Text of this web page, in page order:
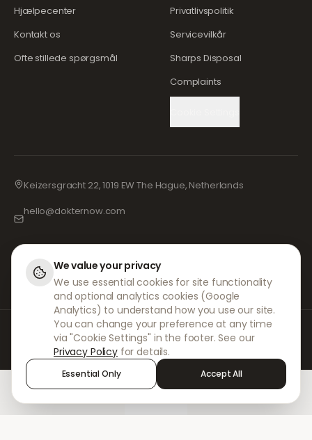
Hjælpecenter
Kontakt os
Ofte stillede spørgsmål
Privatlivspolitik
Servicevilkår
Sharps Disposal
Complaints
Keizersgracht 22, 1019 EW The Hague, Netherlands
hello@dokternow.com
Hos DokterNow arbejder vi med fuldt registrerede læger, apoteker og
erfarne fagfolk for at sikre, at dine recepter håndteres sikkert og med den
største omhu. Vores registrerede uafhængige ordinerende læger
håndterer alle konsultationer og recepter. Vores partnerapoteker står for
udlevering og forsendelse af medicin.
We value your privacy
We use essential cookies for site functionality
and optional analytics cookies (Google
Analytics) to understand how you use our site.
You can change your preference at any time
via "Cookie Settings" in the footer. See our
Privacy Policy for details.
Essential Only Accept All
Sign in